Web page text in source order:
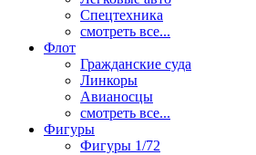
Спецтехника
смотреть все...
Флот
Гражданские суда
Линкоры
Авианосцы
смотреть все...
Фигуры
Фигуры 1/72